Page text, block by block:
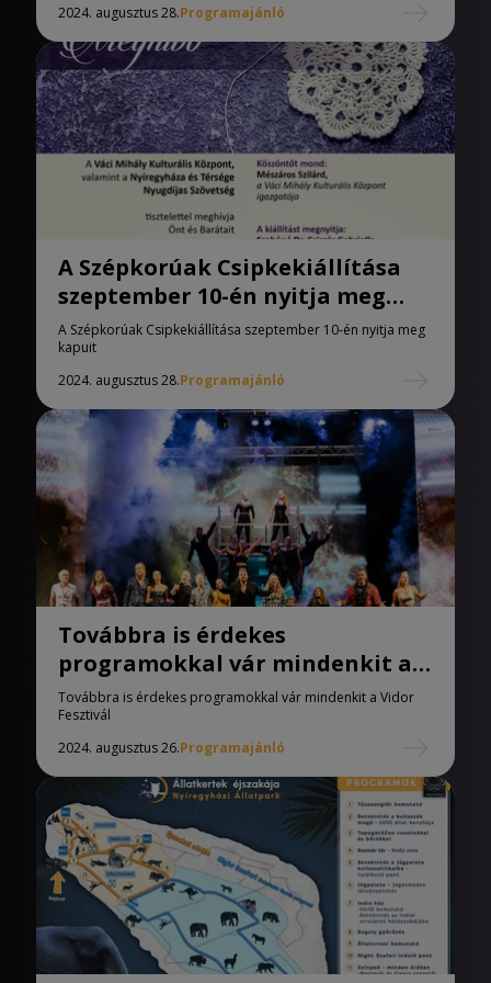
2024. augusztus 28.Programajánló
A Szépkorúak Csipkekiállítása
szeptember 10-én nyitja meg
kapuit
A Szépkorúak Csipkekiállítása szeptember 10-én nyitja meg
kapuit
2024. augusztus 28.Programajánló
Továbbra is érdekes
programokkal vár mindenkit a
Vidor Fesztivál
Továbbra is érdekes programokkal vár mindenkit a Vidor
Fesztivál
2024. augusztus 26.Programajánló